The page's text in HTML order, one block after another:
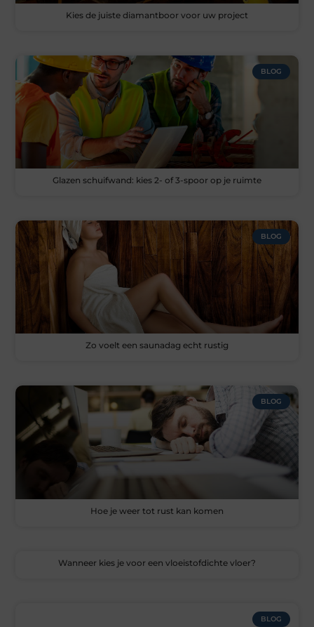
Kies de juiste diamantboor voor uw project
BLOG
Glazen schuifwand: kies 2- of 3-spoor op je ruimte
BLOG
Zo voelt een saunadag echt rustig
BLOG
Hoe je weer tot rust kan komen
Wanneer kies je voor een vloeistofdichte vloer?
BLOG